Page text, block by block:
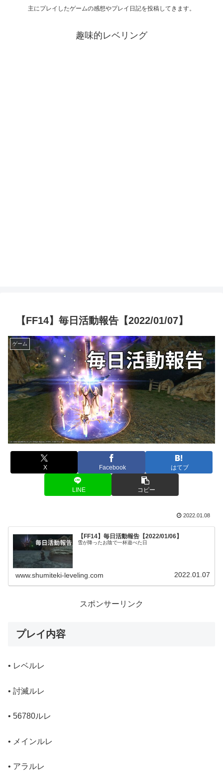
主にプレイしたゲームの感想やプレイ日記を投稿してきます。
趣味的レベリング
【FF14】毎日活動報告【2022/01/07】
ゲーム
X Facebook はてブ
LINE コピー
2022.01.08
【FF14】毎日活動報告【2022/01/06】
雪が降ったお陰で一杯遊べた日
www.shumiteki-leveling.com 2022.01.07
スポンサーリンク
プレイ内容
• レベルレ
• 討滅ルレ
• 56780ルレ
• メインルレ
• アラルレ